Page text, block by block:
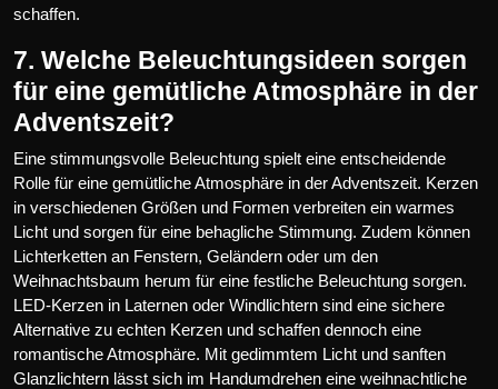
schaffen.
7. Welche Beleuchtungsideen sorgen
für eine gemütliche Atmosphäre in der
Adventszeit?
Eine stimmungsvolle Beleuchtung spielt eine entscheidende
Rolle für eine gemütliche Atmosphäre in der Adventszeit. Kerzen
in verschiedenen Größen und Formen verbreiten ein warmes
Licht und sorgen für eine behagliche Stimmung. Zudem können
Lichterketten an Fenstern, Geländern oder um den
Weihnachtsbaum herum für eine festliche Beleuchtung sorgen.
LED-Kerzen in Laternen oder Windlichtern sind eine sichere
Alternative zu echten Kerzen und schaffen dennoch eine
romantische Atmosphäre. Mit gedimmtem Licht und sanften
Glanzlichtern lässt sich im Handumdrehen eine weihnachtliche